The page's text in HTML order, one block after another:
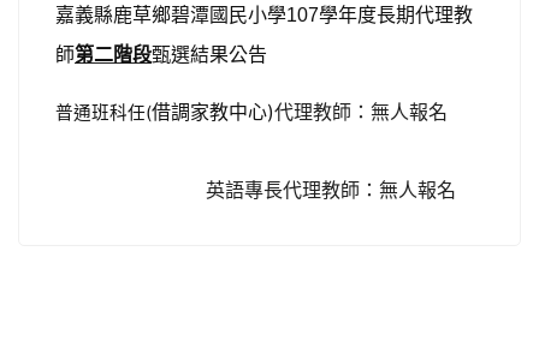
嘉義縣鹿草鄉碧潭國民小學107學年度長期代理教
師第二階段甄選結果公告
普通班科任(借調家教中心)代理教師：無人報名
英語專長代理教師：無人報名